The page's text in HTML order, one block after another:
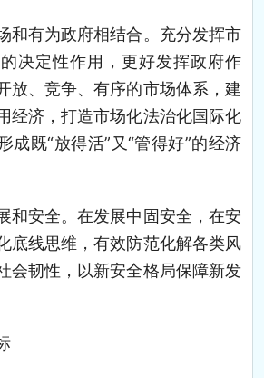
有为政府相结合。充分发挥市
决定性作用，更好发挥政府作
放、竞争、有序的市场体系，建
经济，打造市场化法治化国际化
成既“放得活”又“管得好”的经济
安全。在发展中固安全，在安
底线思维，有效防范化解各类风
会韧性，以新安全格局保障新发